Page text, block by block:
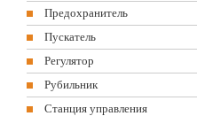
Предохранитель
Пускатель
Регулятор
Рубильник
Станция управления